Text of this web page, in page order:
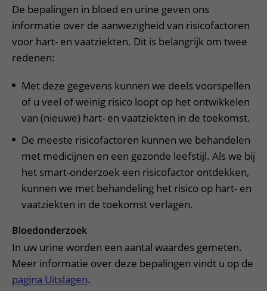
Onze zorgverleners
Onderzoeken en diagnostiek
Opname in het ziekenhuis
Voorbereiding op uw afspraak
Bloedprikken
Bezoektijden
Wijzigen patiëntgegevens
Mijn UMC Utrecht patiëntportaal
Apotheek
Winkels en restaurants
Faciliteiten en voorzieningen
Kwaliteit en veiligheid
Spoed
Route naar het ziekenhuis
Wegwijs in het ziekenhuis
Contact met polikliniek
Contact met verpleegafdeling
Het Wilhelmina Kinderziekenhuis
Verwijzers
Patiënt verwijzen
Teleconsult aanvragen
Diagnostiek aanvragen
Zorgverlenersportaal
Meer UMC Utrecht
Research
Onderwijs
Werken bij het UMC Utrecht
De bepalingen in bloed en urine geven ons
informatie over de aanwezigheid van risicofactoren
voor hart- en vaatziekten. Dit is belangrijk om twee
redenen:
Met deze gegevens kunnen we deels voorspellen
of u veel of weinig risico loopt op het ontwikkelen
van (nieuwe) hart- en vaatziekten in de toekomst.
De meeste risicofactoren kunnen we behandelen
met medicijnen en een gezonde leefstijl. Als we bij
het smart-onderzoek een risicofactor ontdekken,
kunnen we met behandeling het risico op hart- en
vaatziekten in de toekomst verlagen.
Bloedonderzoek
In uw urine worden een aantal waardes gemeten.
Meer informatie over deze bepalingen vindt u op de
pagina Uitslagen.